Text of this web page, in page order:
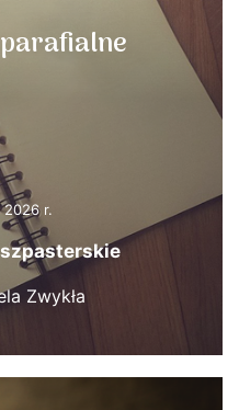
2026 r.
Zwykła